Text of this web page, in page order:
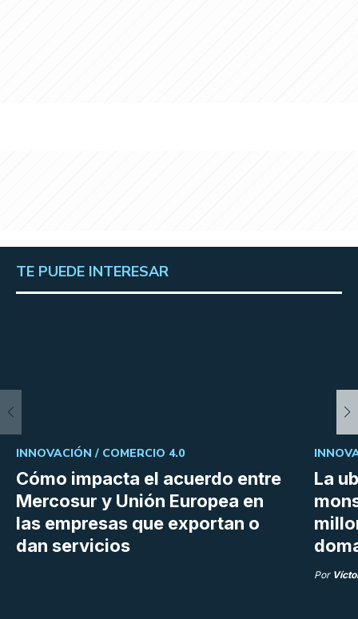
TE PUEDE INTERESAR
Cómo impacta el acuerdo entre
Mercosur y Unión Europea en
las empresas que exportan o
dan servicios
INNOVACIÓN / COMERCIO 4.0
La
Por